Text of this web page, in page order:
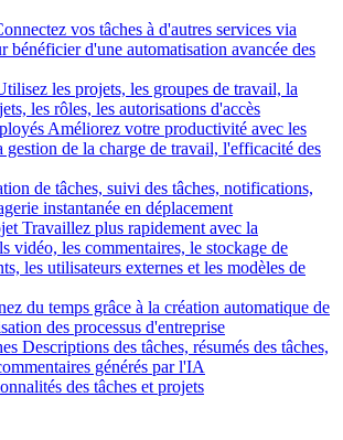
vos tâches à d'autres services via
bénéficier d'une automatisation avancée des
les projets, les groupes de travail, la
les rôles, les autorisations d'accès
Améliorez votre productivité avec les
gestion de la charge de travail, l'efficacité des
de tâches, suivi des tâches, notifications,
instantanée en déplacement
Travaillez plus rapidement avec la
vidéo, les commentaires, le stockage de
les utilisateurs externes et les modèles de
du temps grâce à la création automatique de
des processus d'entreprise
Descriptions des tâches, résumés des tâches,
générés par l'IA
des tâches et projets